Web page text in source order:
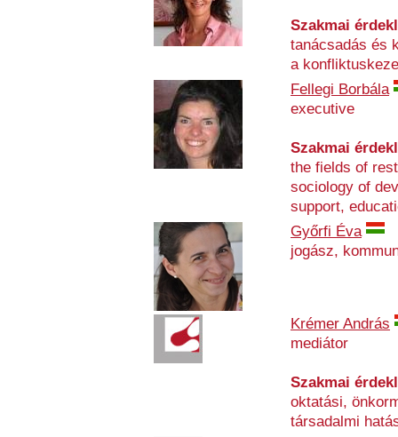
Szakmai
tanácsadás és
a
Fellegi Borbála
executive
Szakmai
the fields of
sociology of
support,
Győrfi Éva
jogász,
Krémer András
mediátor
Szakmai
oktatási,
társadalmi